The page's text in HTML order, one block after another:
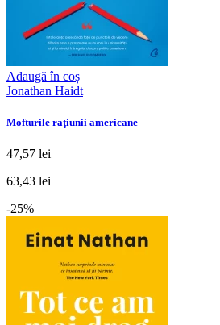
Adaugă în coș
Jonathan Haidt
Mofturile raţiunii americane
47,57 lei
63,43 lei
-25%